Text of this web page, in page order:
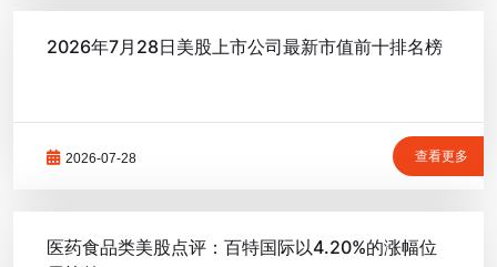
2026年7月28日美股上市公司最新市值前十排名榜
2026-07-28 查看更多
医药食品类美股点评：百特国际以4.20%的涨幅位